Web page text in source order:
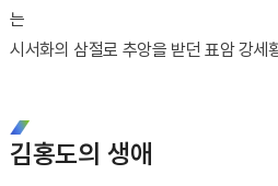
는
시서화의 삼절로 추앙을 받던 표암 강세
김홍도의 생애